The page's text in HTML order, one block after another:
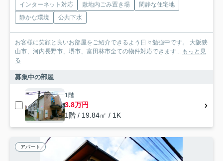
インターネット対応 敷地内ごみ置き場
閑静な住宅地
静かな環境
公共下水
お客様に笑顔と良いお部屋をご紹介できるよう日々勉強中です。 大阪狭
山市、河内長野市、堺市、富田林市全ての物件対応できます...
もっと見
る
募集中の部屋
1階
3.8万円
1階 / 19.84㎡ / 1K
アパート